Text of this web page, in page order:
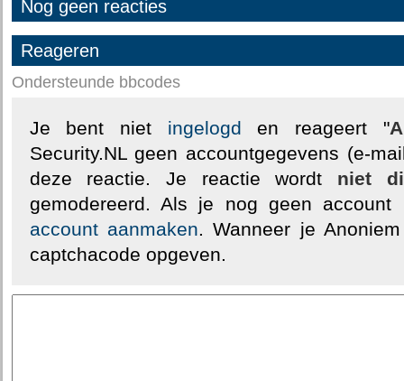
Nog geen reacties
Reageren
Ondersteunde bbcodes
Je bent niet ingelogd en reageert "
Security.NL geen accountgegevens (e-
deze reactie. Je reactie wordt niet
gemodereerd. Als je nog geen
account aanmaken. Wanneer je
captchacode opgeven.